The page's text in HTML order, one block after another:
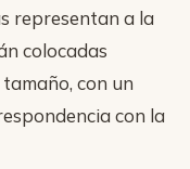
representan a la
colocadas
con un
con la